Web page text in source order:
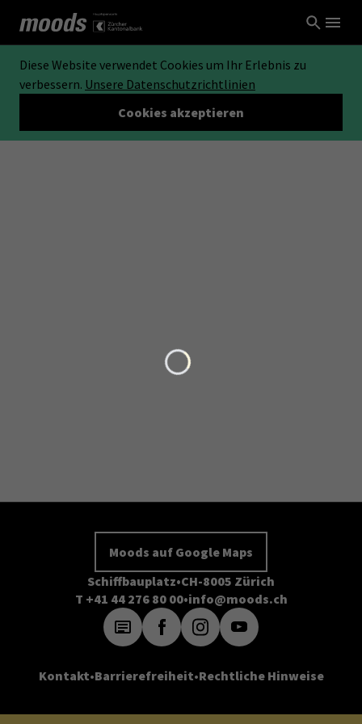
Diese Website verwendet Cookies um Ihr Erlebnis zu
verbessern. Unsere Datenschutzrichtlinien
Cookies akzeptieren
Moods auf Google Maps
Schiffbauplatz CH-8005 Zürich
T +41 44 276 80 00 info@moods.ch
Kontakt Barrierefreiheit Rechtliche Hinweise